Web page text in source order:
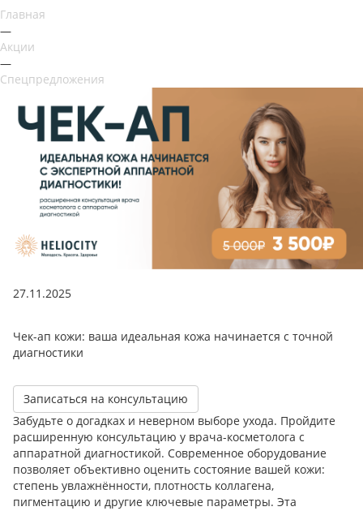
Главная
—
Акции
—
Спецпредложения
27.11.2025
Чек-ап кожи: ваша идеальная кожа начинается с точной
диагностики
Записаться на консультацию
Забудьте о догадках и неверном выборе ухода. Пройдите
расширенную консультацию у врача-косметолога с
аппаратной диагностикой. Современное оборудование
позволяет объективно оценить состояние вашей кожи:
степень увлажнённости, плотность коллагена,
пигментацию и другие ключевые параметры. Эта